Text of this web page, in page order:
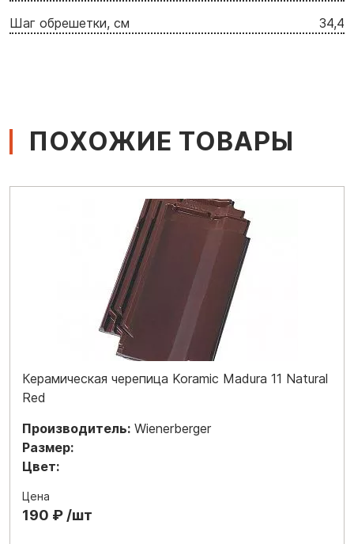
Шаг обрешетки, см 34,4
ПОХОЖИЕ ТОВАРЫ
Керамическая черепица Koramic Madura 11 Natural
Red
Производитель: Wienerberger
Размер:
Цвет:
Цена
190 ₽ /шт